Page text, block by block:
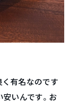
有名なのです
いんです。お